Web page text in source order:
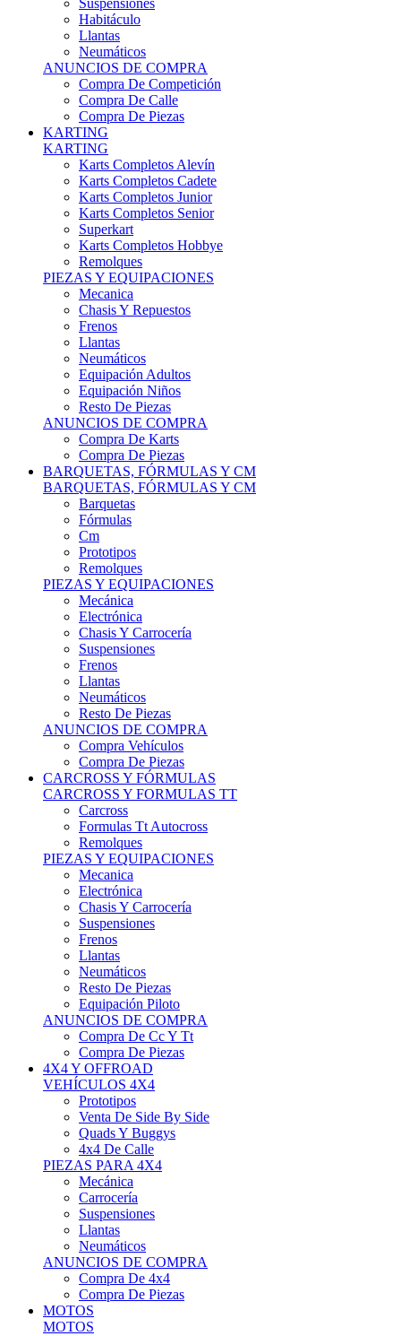
Llantas
Neumáticos
ANUNCIOS DE COMPRA
Compra De Competición
Compra De Calle
Compra De Piezas
KARTING
KARTING
Karts Completos Alevín
Karts Completos Cadete
Karts Completos Junior
Karts Completos Senior
Superkart
Karts Completos Hobbye
Remolques
PIEZAS Y EQUIPACIONES
Mecanica
Chasis Y Repuestos
Frenos
Llantas
Neumáticos
Equipación Adultos
Equipación Niños
Resto De Piezas
ANUNCIOS DE COMPRA
Compra De Karts
Compra De Piezas
BARQUETAS, FÓRMULAS Y CM
BARQUETAS, FÓRMULAS Y CM
Barquetas
Fórmulas
Cm
Prototipos
Remolques
PIEZAS Y EQUIPACIONES
Mecánica
Electrónica
Chasis Y Carrocería
Suspensiones
Frenos
Llantas
Neumáticos
Resto De Piezas
ANUNCIOS DE COMPRA
Compra Vehículos
Compra De Piezas
CARCROSS Y FÓRMULAS
CARCROSS Y FORMULAS TT
Carcross
Formulas Tt Autocross
Remolques
PIEZAS Y EQUIPACIONES
Mecanica
Electrónica
Chasis Y Carrocería
Suspensiones
Frenos
Llantas
Neumáticos
Resto De Piezas
Equipación Piloto
ANUNCIOS DE COMPRA
Compra De Cc Y Tt
Compra De Piezas
4X4 Y OFFROAD
VEHÍCULOS 4X4
Prototipos
Venta De Side By Side
Quads Y Buggys
4x4 De Calle
PIEZAS PARA 4X4
Mecánica
Carrocería
Suspensiones
Llantas
Neumáticos
ANUNCIOS DE COMPRA
Compra De 4x4
Compra De Piezas
MOTOS
MOTOS
Motos De Circuito